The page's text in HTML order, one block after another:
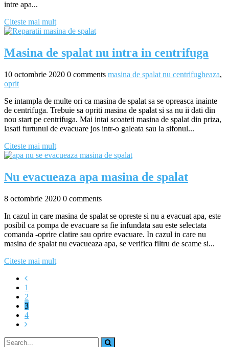
intre apa...
Citeste mai mult
Masina de spalat nu intra in centrifuga
10 octombrie 2020 0 comments masina de spalat nu centrifugheaza,
oprit
Se intampla de multe ori ca masina de spalat sa se opreasca inainte
de centrifuga. Trebuie sa opriti masina de spalat si sa nu ii dati din
nou start pe centrifuga. Mai intai scoateti masina de spalat din priza,
lasati furtunul de evacuare jos intr-o galeata sau la sifonul...
Citeste mai mult
Nu evacueaza apa masina de spalat
8 octombrie 2020 0 comments
In cazul in care masina de spalat se opreste si nu a evacuat apa, este
posibil ca pompa de evacuare sa fie infundata sau este selectata
comanda -oprire clatire sau oprire evacuare. In cazul in care nu
masina de spalat nu evacueaza apa, se verifica filtru de scame si...
Citeste mai mult
1
2
3
4